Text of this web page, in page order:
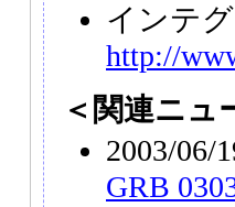
インテ
http://
＜関連ニュ
2003/06/
GRB